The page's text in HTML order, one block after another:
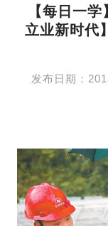
【每日一
立业新时代
发布日期：